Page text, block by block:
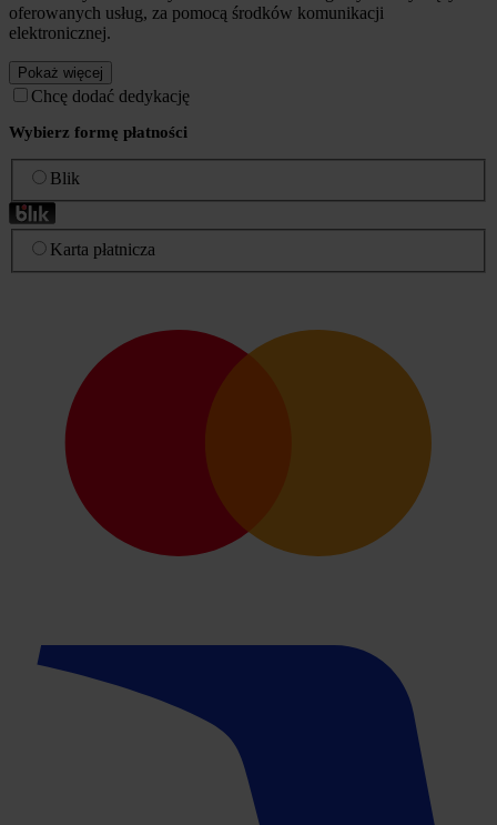
oferowanych usług, za pomocą środków komunikacji
elektronicznej.
Pokaż więcej
Chcę dodać dedykację
Wybierz formę płatności
Blik
Karta płatnicza